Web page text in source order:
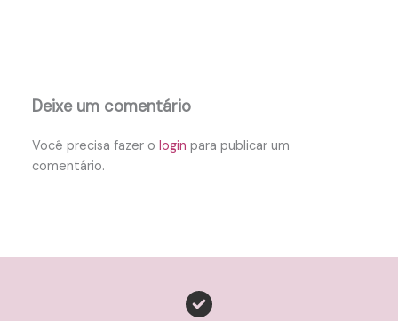
Deixe um comentário
Você precisa fazer ologin para publicar um
comentário.